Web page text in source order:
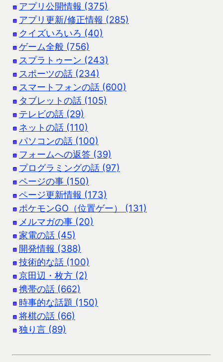
アプリ公開情報 (375)
アプリ更新/修正情報 (285)
クイズいろいろ (40)
ゲーム全般 (756)
スプラトゥーン (243)
スポーツの話 (234)
スマートフォンの話 (600)
タブレットの話 (105)
テレビの話 (29)
ネットの話 (110)
パソコンの話 (100)
フォームへの返答 (39)
プログラミングの話 (97)
ページの事 (150)
ページ更新情報 (173)
ポケモンGO（位置ゲー） (131)
メルマガの事 (20)
家電の話 (45)
開発情報 (388)
技術的な話 (100)
京田辺・枚方 (2)
携帯の話 (662)
時事的な話題 (150)
将棋の話 (66)
独り言 (89)